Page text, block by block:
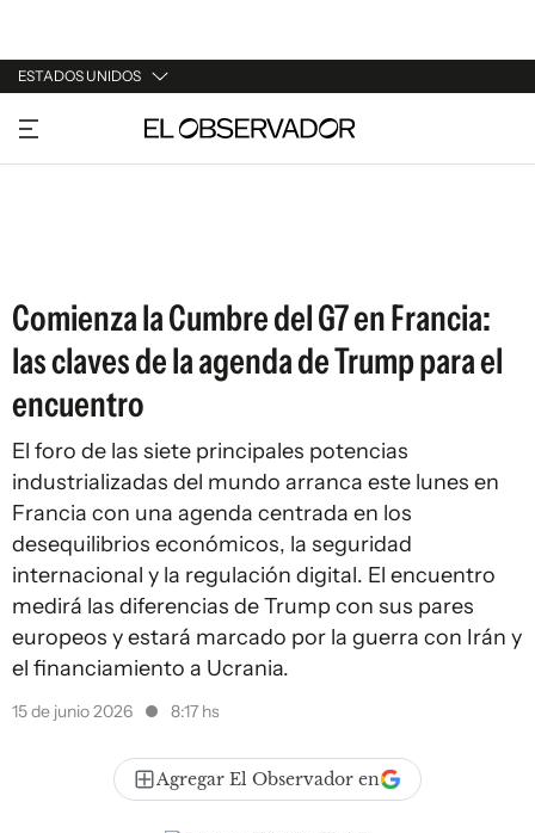
ESTADOS UNIDOS
URUGUAY
ARGENTINA
Comienza la Cumbre del G7 en Francia:
las claves de la agenda de Trump para el
encuentro
El foro de las siete principales potencias
industrializadas del mundo arranca este lunes en
Francia con una agenda centrada en los
desequilibrios económicos, la seguridad
internacional y la regulación digital. El encuentro
medirá las diferencias de Trump con sus pares
europeos y estará marcado por la guerra con Irán y
el financiamiento a Ucrania.
15 de junio 2026 8:17 hs
Agregar El Observador en